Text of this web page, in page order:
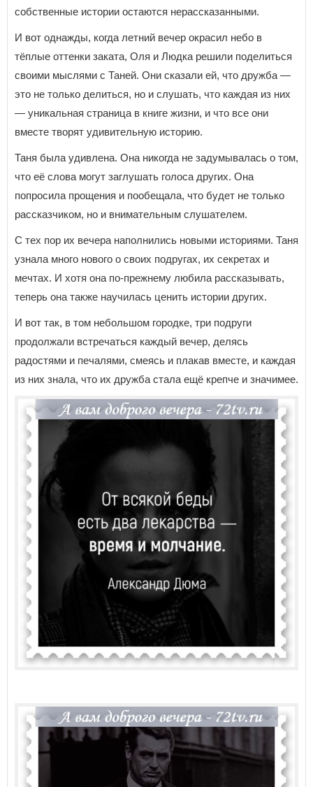
собственные истории остаются нерассказанными.
И вот однажды, когда летний вечер окрасил небо в
тёплые оттенки заката, Оля и Людка решили поделиться
своими мыслями с Таней. Они сказали ей, что дружба —
это не только делиться, но и слушать, что каждая из них
— уникальная страница в книге жизни, и что все они
вместе творят удивительную историю.
Таня была удивлена. Она никогда не задумывалась о том,
что её слова могут заглушать голоса других. Она
попросила прощения и пообещала, что будет не только
рассказчиком, но и внимательным слушателем.
С тех пор их вечера наполнились новыми историями. Таня
узнала много нового о своих подругах, их секретах и
мечтах. И хотя она по-прежнему любила рассказывать,
теперь она также научилась ценить истории других.
И вот так, в том небольшом городке, три подруги
продолжали встречаться каждый вечер, делясь
радостями и печалями, смеясь и плакав вместе, и каждая
из них знала, что их дружба стала ещё крепче и значимее.